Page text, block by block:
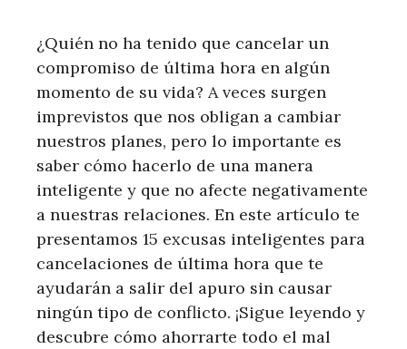
¿Quién no ha tenido que cancelar un
compromiso de última hora en algún
momento de su vida? A veces surgen
imprevistos que nos obligan a cambiar
nuestros planes, pero lo importante es
saber cómo hacerlo de una manera
inteligente y que no afecte negativamente
a nuestras relaciones. En este artículo te
presentamos 15 excusas inteligentes para
cancelaciones de última hora que te
ayudarán a salir del apuro sin causar
ningún tipo de conflicto. ¡Sigue leyendo y
descubre cómo ahorrarte todo el mal